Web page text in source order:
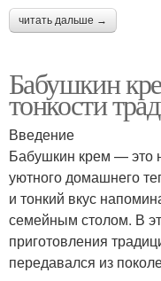
читать дальше →
Бабушкин
тонкости
Введение
Бабушкин крем — это
уютного домашнего
и тонкий вкус
семейным столом. В
приготовления
передавался из